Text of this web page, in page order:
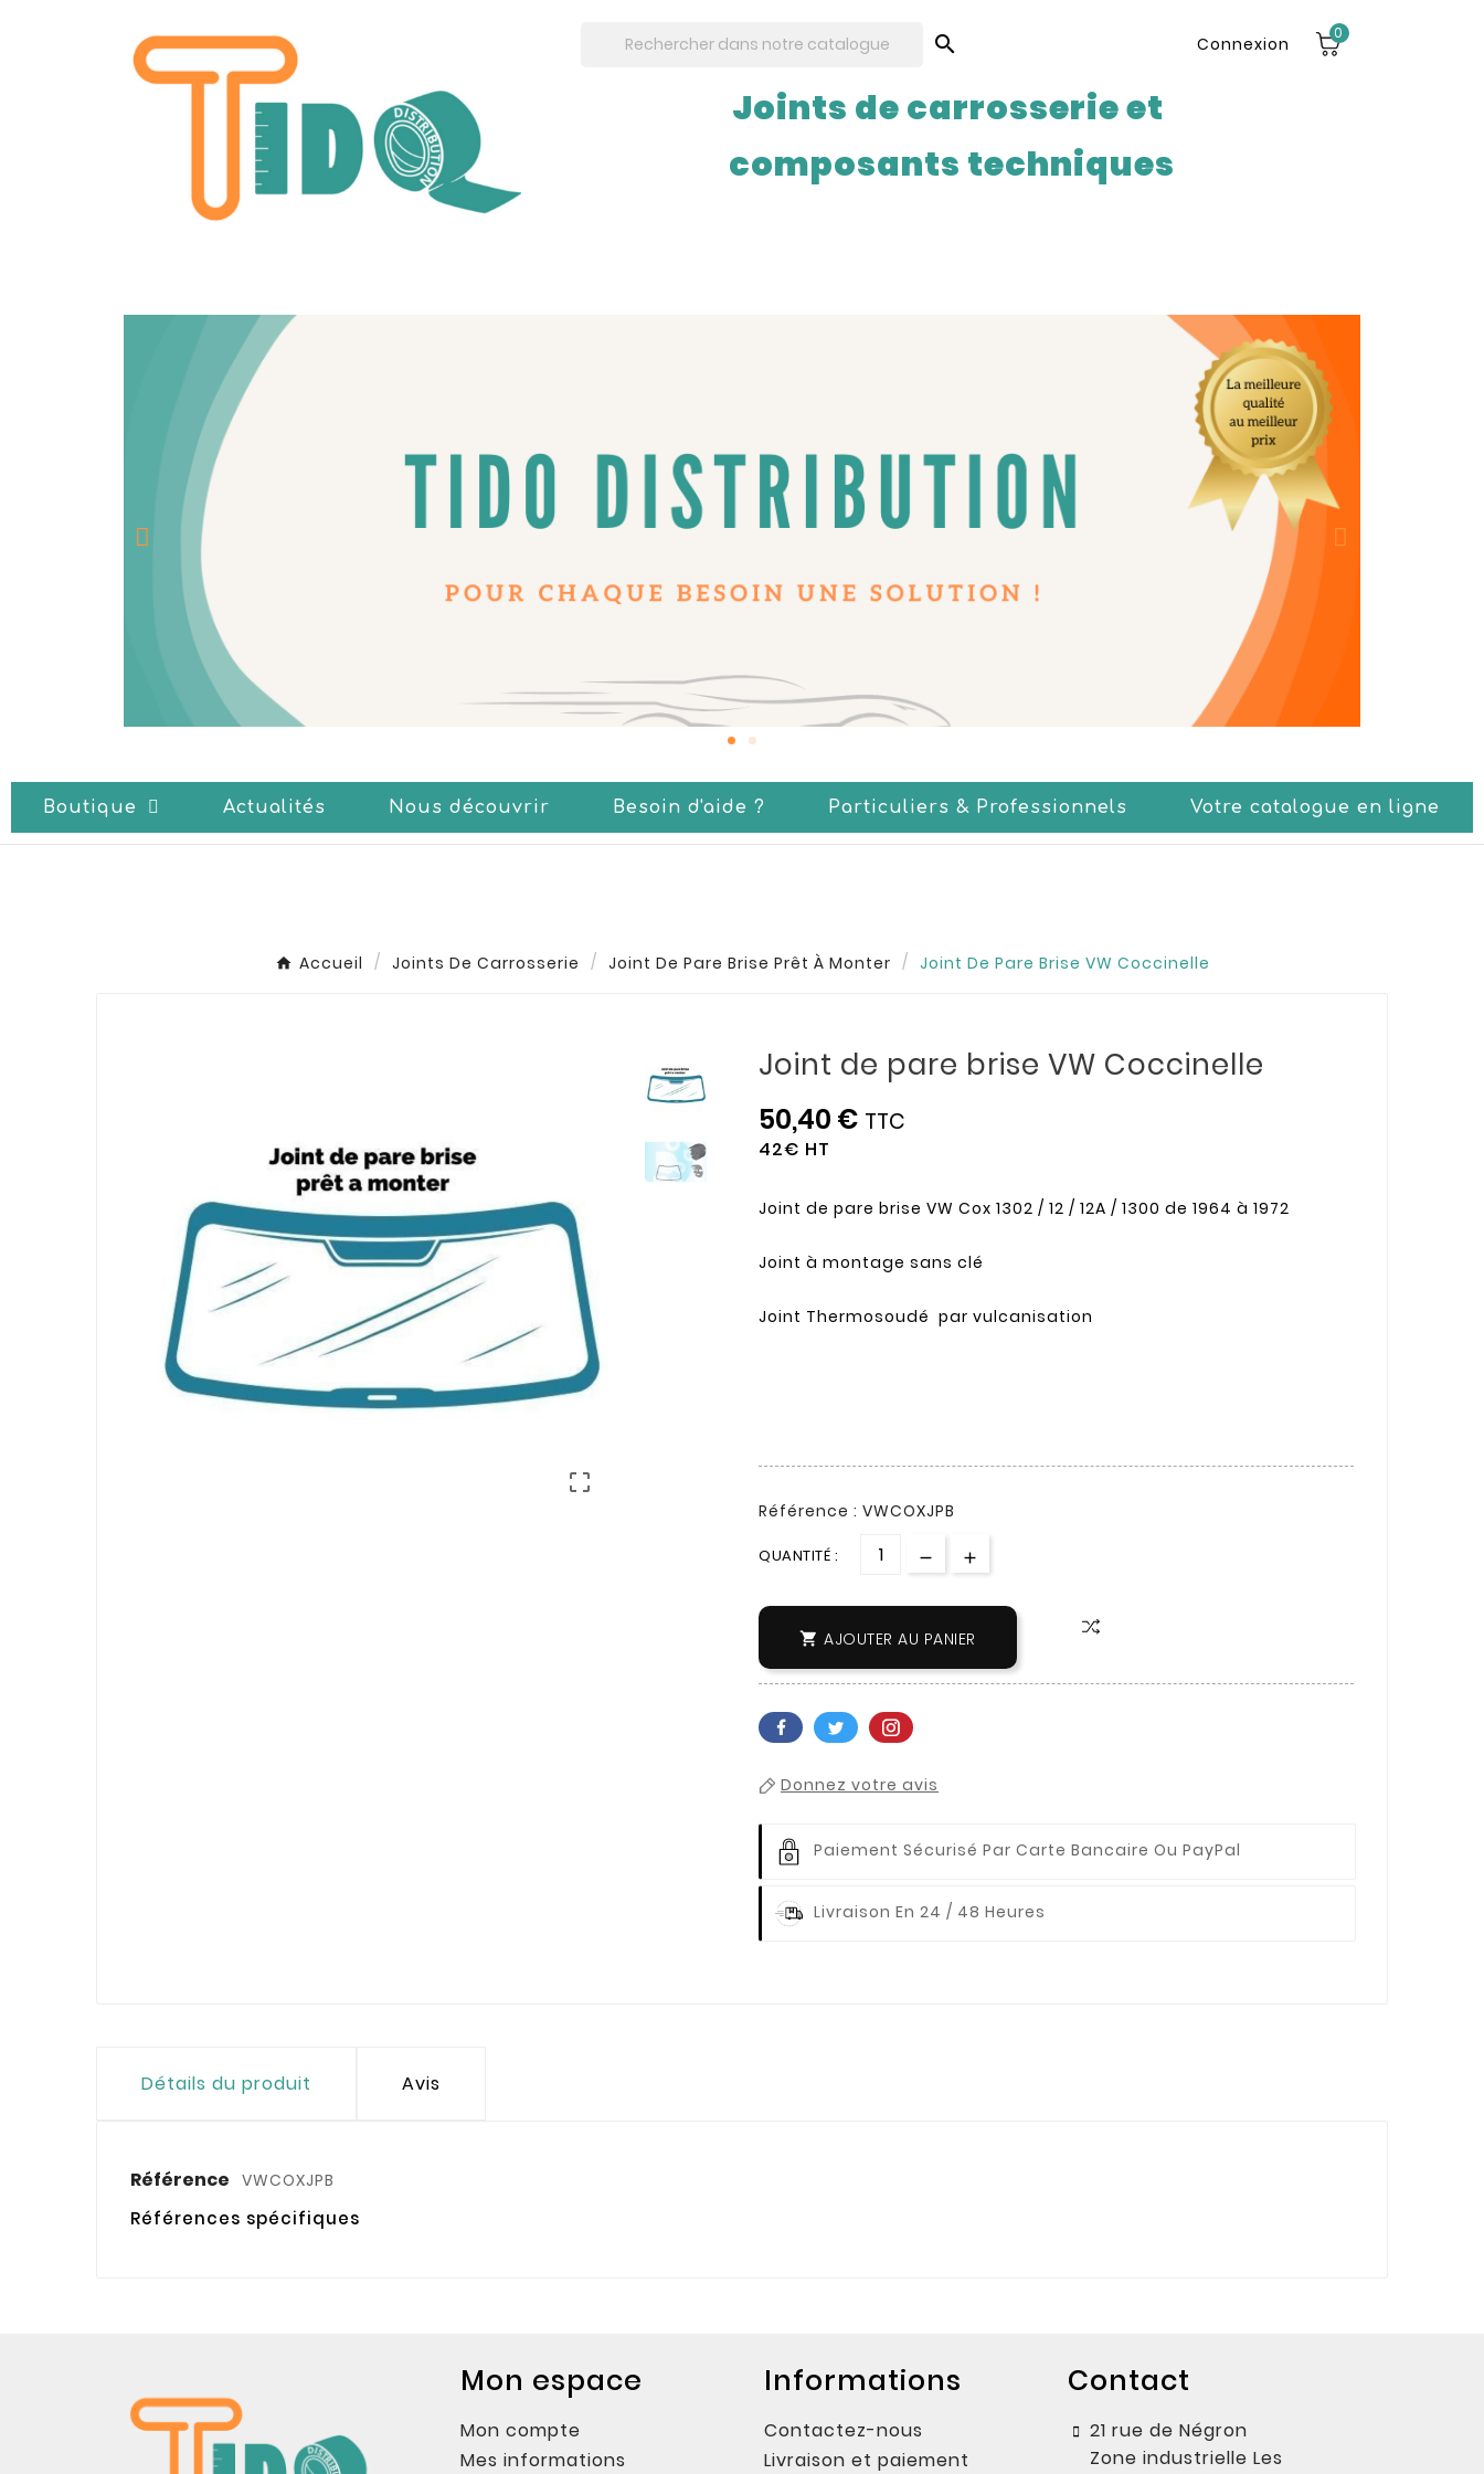
 Connexion
0
Joints de carrosserie et
composants techniques
Boutique Actualités Nous découvrir Besoin d'aide ? Particuliers & Professionnels Votre catalogue en ligne
Accueil Joints De Carrosserie Joint De Pare Brise Prêt À Monter Joint De Pare Brise VW Coccinelle

Joint de pare brise VW Coccinelle
50,40 € TTC
42€ HT
Joint de pare brise VW Cox 1302 / 12 / 12A / 1300 de 1964 à 1972
Joint à montage sans clé
Joint Thermosoudé par vulcanisation
Référence : VWCOXJPB
QUANTITÉ :
 AJOUTER AU PANIER
Donnez votre avis
Paiement Sécurisé Par Carte Bancaire Ou PayPal
Livraison En 24 / 48 Heures
Détails du produit Avis
Référence VWCOXJPB
Références spécifiques
Mon espace
Mon compte
Mes informations
Informations
Contactez-nous
Livraison et paiement
Contact
21 rue de Négron
Zone industrielle Les